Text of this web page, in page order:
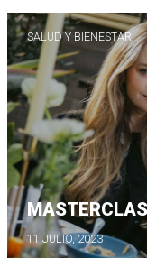
SALUD Y BIENESTAR
11 JULIO, 2023